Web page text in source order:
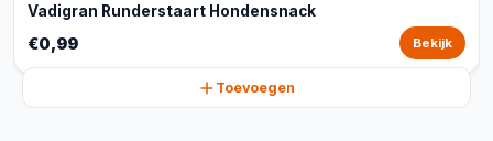
Vadigran Runderstaart Hondensnack
€0,99 Bekijk
Toevoegen